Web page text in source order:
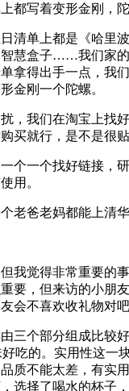
都写着变形金刚，
清单上都是《哈里
智慧盒子……我们家
拿得出手一点，我
金刚一个陀螺。
，我们在淘宝上找
买就行，是不是很
个一个找好链接，
用。
老爸老妈都能上清华
我觉得非常重要
要，但来访的小朋
会不喜欢收礼物对
三个部分组成比较
吃的。实用性这一
质不能太差，有实
选择了喝水的杯子